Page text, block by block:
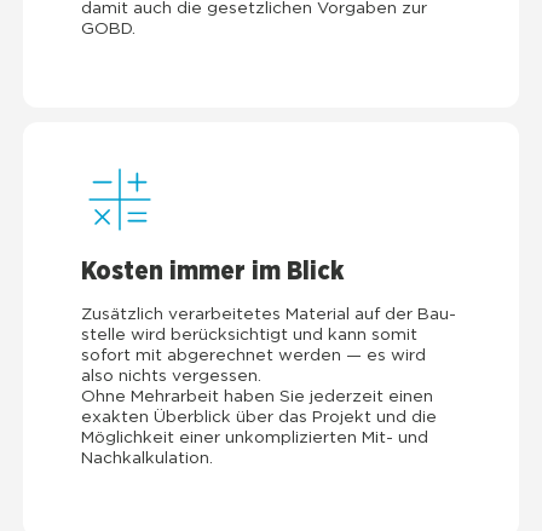
damit auch die gesetz­li­chen Vor­ga­ben zur
GOBD.
Kos­ten immer im Blick
Zusätz­lich ver­ar­bei­te­tes Mate­ri­al auf der Bau­
stel­le wird berück­sich­tigt und kann somit
sofort mit abge­rech­net wer­den — es wird
also nichts ver­ges­sen.
Ohne Mehr­ar­beit haben Sie jeder­zeit einen
exak­ten Über­blick über das Pro­jekt und die
Mög­lich­keit einer unkom­pli­zier­ten Mit- und
Nach­kal­ku­la­ti­on.